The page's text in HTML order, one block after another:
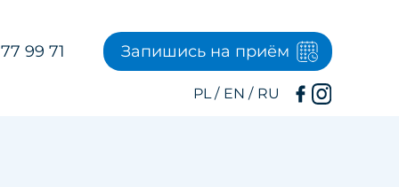
99 71 Запишись на приём